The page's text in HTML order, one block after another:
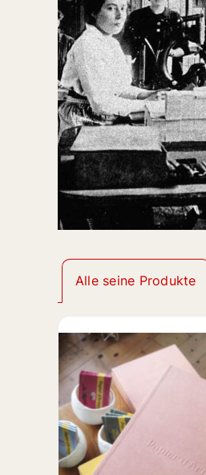
Alle seine Produkte